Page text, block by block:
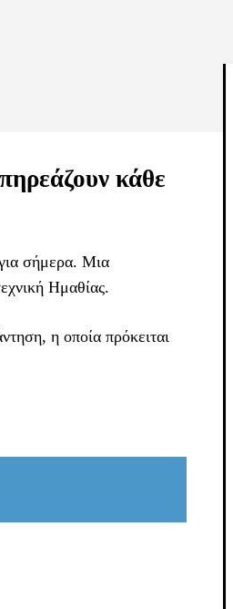
κάθε
σήμερα. Μια
Ημαθίας.
η οποία πρόκειται